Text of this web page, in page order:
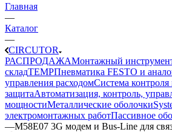
Главная
—
Каталог
—
CIRCUTOR
РАСПРОДАЖАМонтажный
складTEMPПневматика FESTO и
управления расходомСистема
защитаАвтоматизация, контроль,
мощностиМеталлические оболочки
электромонтажных работПассивное
—M58E07 3G модем и Bus-Line для